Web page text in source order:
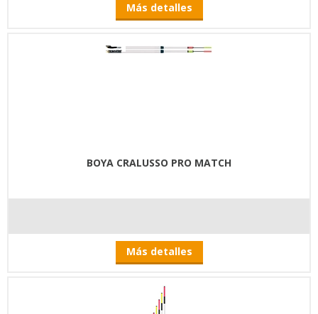
Más detalles
BOYA CRALUSSO PRO MATCH
Más detalles